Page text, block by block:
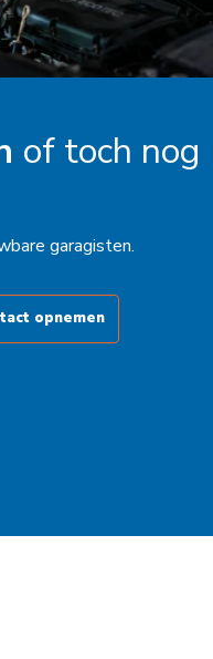
of toch nog
garagisten.
opnemen